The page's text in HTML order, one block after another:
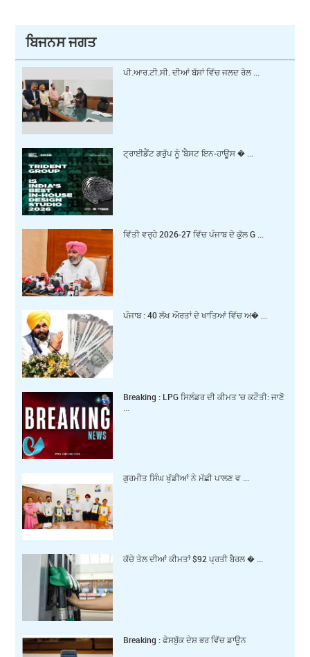
ਬਿਜਨਸ ਜਗਤ
ਪੀ.ਆਰ.ਟੀ.ਸੀ. ਦੀਆਂ ਬੱਸਾਂ ਵਿੱਚ ਜਲਦ ਰੋਲ ...
ਟ੍ਰਾਈਡੈਂਟ ਗਰੁੱਪ ਨੂੰ 'ਬੈਸਟ ਇਨ-ਹਾਊਸ � ...
ਵਿੱਤੀ ਵਰ੍ਹੇ 2026-27 ਵਿੱਚ ਪੰਜਾਬ ਦੇ ਕੁੱਲ G ...
ਪੰਜਾਬ : 40 ਲੱਖ ਔਰਤਾਂ ਦੇ ਖਾਤਿਆਂ ਵਿੱਚ ਅ� ...
Breaking : LPG ਸਿਲੰਡਰ ਦੀ ਕੀਮਤ 'ਚ ਕਟੌਤੀ: ਜਾਣੋ
ਗੁਰਮੀਤ ਸਿੰਘ ਖੁੱਡੀਆਂ ਨੇ ਮੱਛੀ ਪਾਲਣ ਵ ...
ਕੱਚੇ ਤੇਲ ਦੀਆਂ ਕੀਮਤਾਂ $92 ਪ੍ਰਤੀ ਬੈਰਲ � ...
Breaking : ਫੇਸਬੁੱਕ ਦੇਸ਼ ਭਰ ਵਿੱਚ ਡਾਊਨ